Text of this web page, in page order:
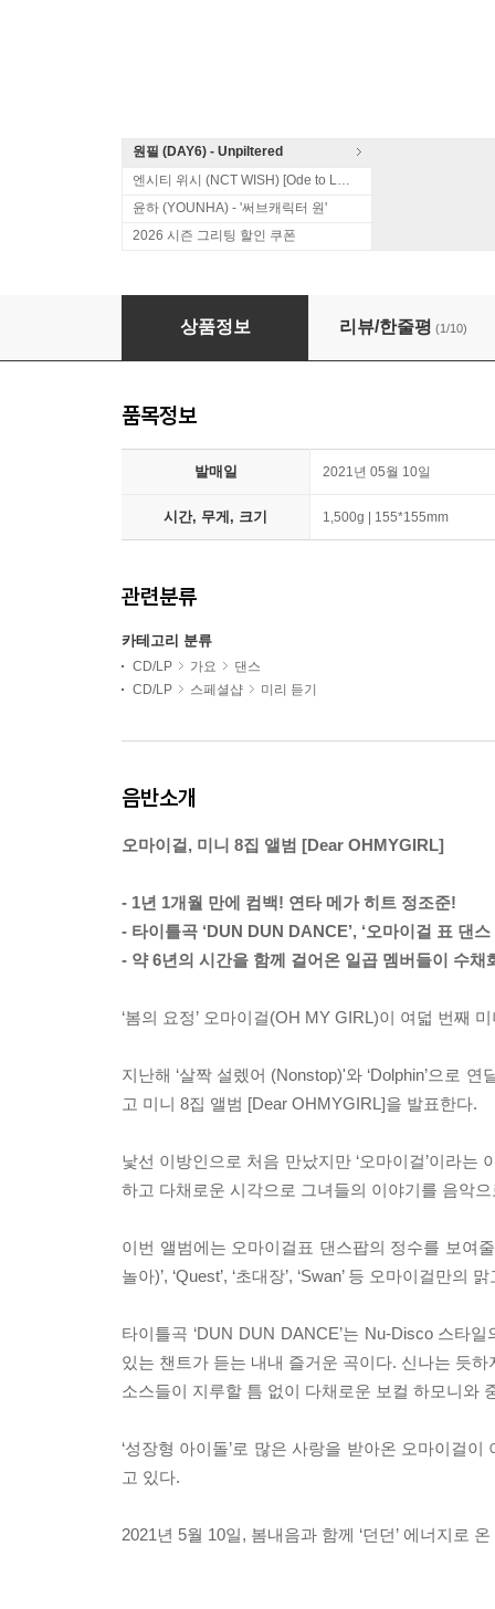
원필 (DAY6) - Unpiltered
엔시티 위시 (NCT WISH) [Ode to Love]
윤하 (YOUNHA) - '써브캐릭터 원'
2026 시즌 그리팅 할인 쿠폰
오마이걸 (OH MY GIRL) - 미니앨범 8집 :
상품정보 리뷰/한줄평 (1/10)
품목정보
발매일 2021년 05월 10일
시간, 무게, 크기 1,500g | 155*155mm
관련분류
카테고리 분류
CD/LP 가요
댄스
CD/LP
스페셜샵 미리 듣기
음반소개
오마이걸, 미니 8집 앨범 [Dear OHMYGIRL]
- 1년 1개월 만에 컴백! 연타 메가 히트 정조준!
- 타이틀곡 ‘DUN DUN DANCE’, ‘오마이걸 표 댄스
- 약 6년의 시간을 함께 걸어온 일곱 멤버들이 수
‘봄의 요정’ 오마이걸(OH MY GIRL)이 여덟 번째
지난해 ‘살짝 설렜어 (Nonstop)'와 ‘Dolphin’으로
고 미니 8집 앨범 [Dear OHMYGIRL]을 발표한다.
낯선 이방인으로 처음 만났지만 ‘오마이걸’이라
하고 다채로운 시각으로 그녀들의 이야기를 음악
이번 앨범에는 오마이걸표 댄스팝의 정수를 보여
놀아)’, ‘Quest’, ‘초대장’, ‘Swan’ 등 오마이걸만
타이틀곡 ‘DUN DUN DANCE’는 Nu-Disco 스타
있는 챈트가 듣는 내내 즐거운 곡이다. 신나는 듯
소스들이 지루할 틈 없이 다채로운 보컬 하모니와
‘성장형 아이돌’로 많은 사랑을 받아온 오마이걸
고 있다.
2021년 5월 10일, 봄내음과 함께 ‘던던’ 에너지로